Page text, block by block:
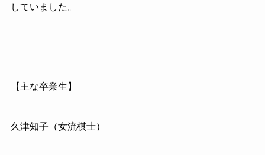
していました。
【主な卒業生】
久津知子（女流棋士）